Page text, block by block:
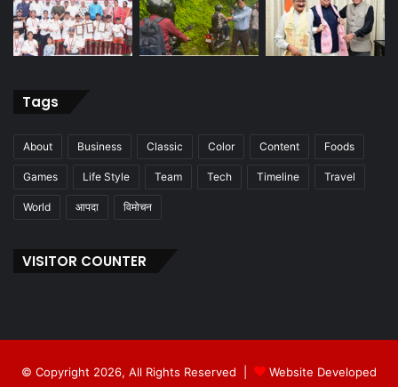
Tags
About Business Classic Color Content Foods
Games Life Style Team Tech Timeline Travel
World आपदा विमोचन
VISITOR COUNTER
© Copyright 2026, All Rights Reserved | Website Developed